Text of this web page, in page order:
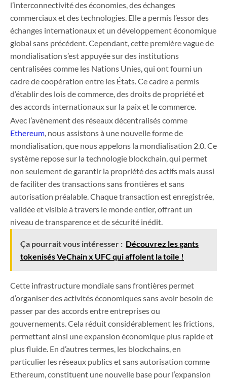
l’interconnectivité des économies, des échanges
commerciaux et des technologies. Elle a permis l’essor des
échanges internationaux et un développement économique
global sans précédent. Cependant, cette première vague de
mondialisation s’est appuyée sur des institutions
centralisées comme les Nations Unies, qui ont fourni un
cadre de coopération entre les États. Ce cadre a permis
d’établir des lois de commerce, des droits de propriété et
des accords internationaux sur la paix et le commerce.
Avec l’avènement des réseaux décentralisés comme
Ethereum, nous assistons à une nouvelle forme de
mondialisation, que nous appelons la mondialisation 2.0. Ce
système repose sur la technologie blockchain, qui permet
non seulement de garantir la propriété des actifs mais aussi
de faciliter des transactions sans frontières et sans
autorisation préalable. Chaque transaction est enregistrée,
validée et visible à travers le monde entier, offrant un
niveau de transparence et de sécurité inédit.
Ça pourrait vous intéresser : Découvrez les gants
tokenisés VeChain x UFC qui affolent la toile !
Cette infrastructure mondiale sans frontières permet
d’organiser des activités économiques sans avoir besoin de
passer par des accords entre entreprises ou
gouvernements. Cela réduit considérablement les frictions,
permettant ainsi une expansion économique plus rapide et
plus fluide. En d’autres termes, les blockchains, en
particulier les réseaux publics et sans autorisation comme
Ethereum, constituent une nouvelle base pour l’expansion